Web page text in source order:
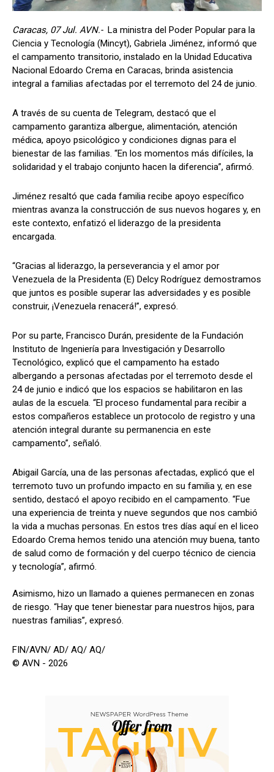
Caracas, 07 Jul. AVN.- La ministra del Poder Popular para la
Ciencia y Tecnología (Mincyt), Gabriela Jiménez, informó que
el campamento transitorio, instalado en la Unidad Educativa
Nacional Edoardo Crema en Caracas, brinda asistencia
integral a familias afectadas por el terremoto del 24 de junio.
A través de su cuenta de Telegram, destacó que el
campamento garantiza albergue, alimentación, atención
médica, apoyo psicológico y condiciones dignas para el
bienestar de las familias. “En los momentos más difíciles, la
solidaridad y el trabajo conjunto hacen la diferencia”, afirmó.
Jiménez resaltó que cada familia recibe apoyo específico
mientras avanza la construcción de sus nuevos hogares y, en
este contexto, enfatizó el liderazgo de la presidenta
encargada.
“Gracias al liderazgo, la perseverancia y el amor por
Venezuela de la Presidenta (E) Delcy Rodríguez demostramos
que juntos es posible superar las adversidades y es posible
construir, ¡Venezuela renacerá!”, expresó.
Por su parte, Francisco Durán, presidente de la Fundación
Instituto de Ingeniería para Investigación y Desarrollo
Tecnológico, explicó que el campamento ha estado
albergando a personas afectadas por el terremoto desde el
24 de junio e indicó que los espacios se habilitaron en las
aulas de la escuela. “El proceso fundamental para recibir a
estos compañeros establece un protocolo de registro y una
atención integral durante su permanencia en este
campamento”, señaló.
Abigail García, una de las personas afectadas, explicó que el
terremoto tuvo un profundo impacto en su familia y, en ese
sentido, destacó el apoyo recibido en el campamento. “Fue
una experiencia de treinta y nueve segundos que nos cambió
la vida a muchas personas. En estos tres días aquí en el liceo
Edoardo Crema hemos tenido una atención muy buena, tanto
de salud como de formación y del cuerpo técnico de ciencia
y tecnología”, afirmó.
Asimismo, hizo un llamado a quienes permanecen en zonas
de riesgo. “Hay que tener bienestar para nuestros hijos, para
nuestras familias”, expresó.
FIN/AVN/ AD/ AQ/ AQ/
© AVN - 2026